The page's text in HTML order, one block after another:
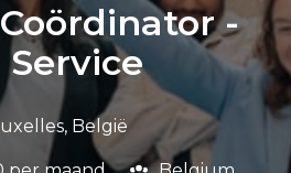
-
, België